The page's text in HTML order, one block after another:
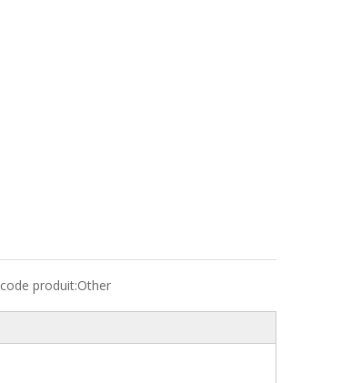
code produit:Other